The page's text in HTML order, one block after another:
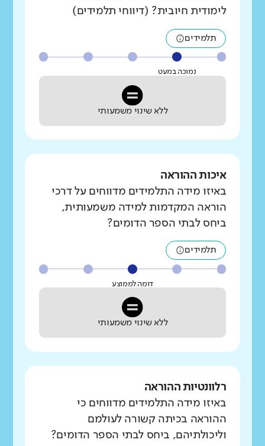
לימודית חיובית? (דיווחי תלמידים)
תלמידים
נמוכה במעט
ללא שינוי משמעותי
איכות ההוראה
באיזו מידה התלמידים מדווחים על דרכי
הוראה המקדמות למידה משמעותית,
ביחס לבתי הספר הדומים?
תלמידים
דומה לממוצע
ללא שינוי משמעותי
רלוונטיות ההוראה
באיזו מידה התלמידים מדווחים כי
ההוראה בכיתה קשורה לעולמם
וליכולתיהם, ביחס לבתי הספר הדומים?